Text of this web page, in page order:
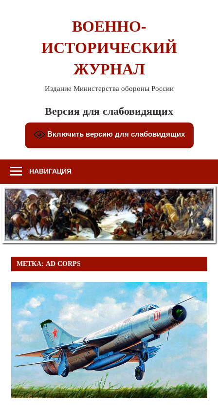
ВОЕННО-
ИСТОРИЧЕСКИЙ
ЖУРНАЛ
Издание Министерства обороны России
Версия для слабовидящих
Включить версию для слабовидящих
НАВИГАЦИЯ
МЕТКА: AD CORPS